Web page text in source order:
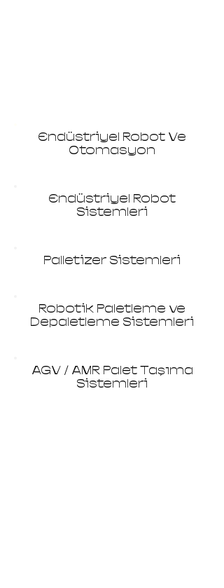
Endüstriyel Robot Ve
Otomasyon
Endüstriyel Robot
Sistemleri
Palletizer Sistemleri
Robotik Paletleme ve
Depaletleme Sistemleri
AGV / AMR Palet Taşıma
Sistemleri